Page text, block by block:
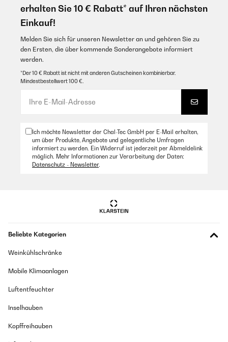
erhalten Sie 10 € Rabatt* auf Ihren nächsten
Einkauf!
Melden Sie sich für unseren Newsletter an und gehören Sie zu
den Ersten, die über kommende Sonderangebote informiert
werden.
*Der 10 € Rabatt ist nicht mit anderen Gutscheinen kombinierbar.
Mindestbestellwert 100 €.
Ich möchte Newsletter der Chal-Tec GmbH per E-Mail erhalten,
um über Produkte, Angebote und gelegentliche Umfragen
informiert zu werden. Ein Widerruf ist jederzeit per Abmeldelink
möglich. Mehr Informationen zur Verarbeitung der Daten:
Datenschutz - Newsletter.
Beliebte Kategorien
Weinkühlschränke
Mobile Klimaanlagen
Luftentfeuchter
Inselhauben
Kopffreihauben